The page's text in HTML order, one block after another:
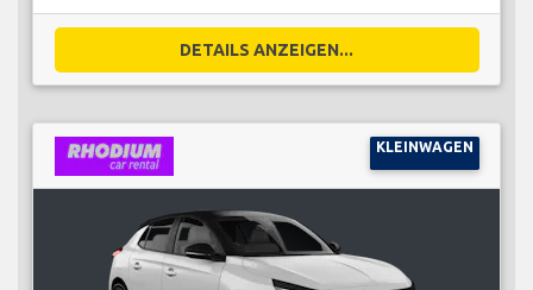
DETAILS ANZEIGEN...
KLEINWAGEN